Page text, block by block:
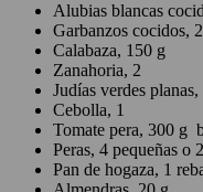
Alubias blancas
Garbanzos cocidos,
Calabaza, 150 g
Zanahoria, 2
Judías verdes
Cebolla, 1
Tomate pera, 300 g
Peras, 4 pequeñas o
Pan de hogaza, 1